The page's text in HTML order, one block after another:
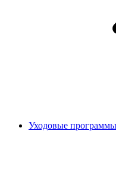
Уходовые программы